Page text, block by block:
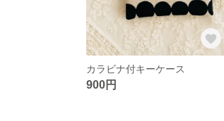
カラビナ付キーケース
900円